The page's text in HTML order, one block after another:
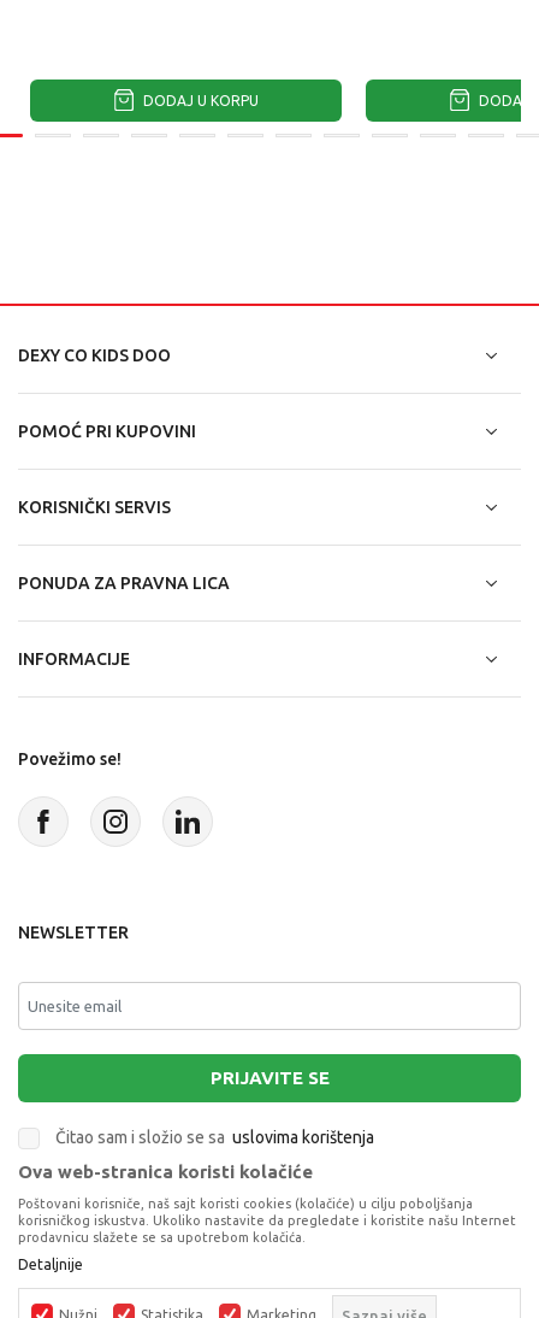
DODAJ U KORPU DODAJ
DEXY CO KIDS DOO
POMOĆ PRI KUPOVINI
KORISNIČKI SERVIS
PONUDA ZA PRAVNA LICA
INFORMACIJE
Povežimo se!
NEWSLETTER
PRIJAVITE SE
Čitao sam i složio se sa uslovima korištenja
Terms of Service
apply.
Ova web-stranica koristi kolačiće
Poštovani korisniče, naš sajt koristi cookies (kolačiće) u cilju poboljšanja
korisničkog iskustva. Ukoliko nastavite da pregledate i koristite našu Internet
prodavnicu slažete se sa upotrebom kolačića.
Detaljnije